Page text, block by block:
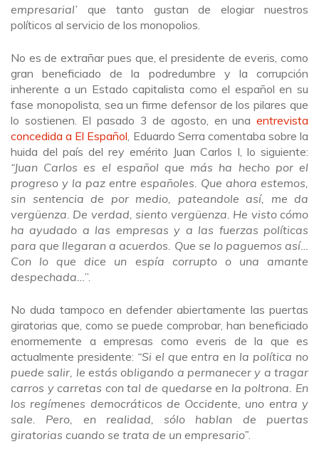
empresarial’ que tanto gustan de elogiar nuestros
políticos al servicio de los monopolios.
No es de extrañar pues que, el presidente de everis, como
gran beneficiado de la podredumbre y la corrupción
inherente a un Estado capitalista como el español en su
fase monopolista, sea un firme defensor de los pilares que
lo sostienen. El pasado 3 de agosto, en una entrevista
concedida a El Español , Eduardo Serra comentaba sobre la
huida del país del rey emérito Juan Carlos I, lo siguiente:
“Juan Carlos es el español que más ha hecho por el
progreso y la paz entre españoles. Que ahora estemos,
sin sentencia de por medio, pateandole así, me da
vergüenza. De verdad, siento vergüenza. He visto cómo
ha ayudado a las empresas y a las fuerzas políticas
para que llegaran a acuerdos. Que se lo paguemos así…
Con lo que dice un espía corrupto o una amante
despechada… ”.
No duda tampoco en defender abiertamente las puertas
giratorias que, como se puede comprobar, han beneficiado
enormemente a empresas como everis de la que es
actualmente presidente: “Si el que entra en la política no
puede salir, le estás obligando a permanecer y a tragar
carros y carretas con tal de quedarse en la poltrona. En
los regímenes democráticos de Occidente, uno entra y
sale. Pero, en realidad, sólo hablan de puertas
giratorias cuando se trata de un empresario”